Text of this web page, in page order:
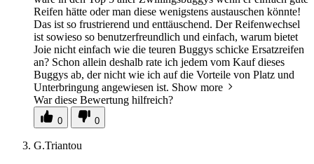
Reifen hätte oder man diese wenigstens austauschen könnte!
Das ist so frustrierend und enttäuschend. Der Reifenwechsel
ist sowieso so benutzerfreundlich und einfach, warum bietet
Joie nicht einfach wie die teuren Buggys schicke Ersatzreifen
an? Schon allein deshalb rate ich jedem vom Kauf dieses
Buggys ab, der nicht wie ich auf die Vorteile von Platz und
Unterbringung angewiesen ist. Show more
War diese Bewertung hilfreich?
0 0
G.Triantou